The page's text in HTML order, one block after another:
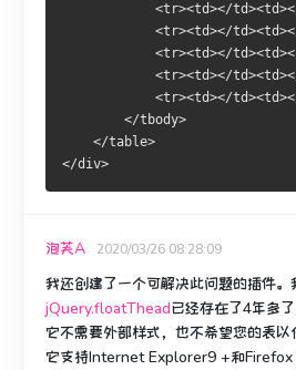
<tr><td></
<tr><td></
<tr><td></
<tr><td></
<tr><td></
        </tbody>
    </table>
</div>
泡芙A 2020/03/26 08:28:09
我还创建了一个可解决此问题的插件。
jQuery.floatThead已经存在了4年多
它不需要外部样式，也不希望您的表以
它支持Internet Explorer9 +和Firefox